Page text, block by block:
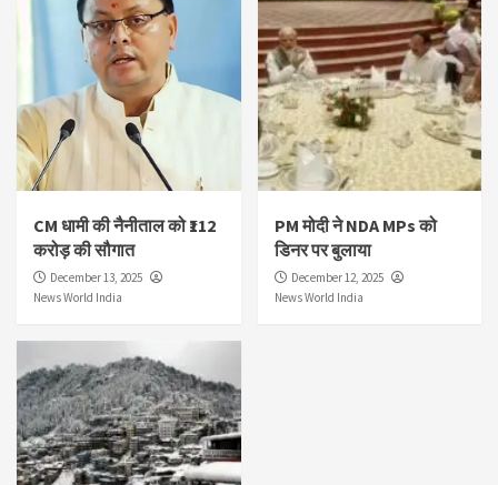
CM धामी की नैनीताल को ₹112
करोड़ की सौगात
December 13, 2025
News World India
PM मोदी ने NDA MPs को
डिनर पर बुलाया
December 12, 2025
News World India